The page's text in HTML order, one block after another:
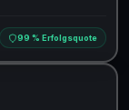
99 % Erfolgsquote